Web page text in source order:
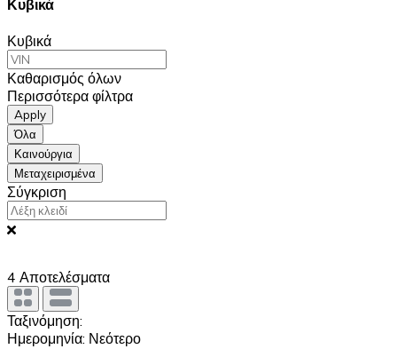
Κυβικά
Κυβικά
Καθαρισμός όλων
Περισσότερα φίλτρα
Apply
Όλα
Καινούργια
Μεταχειρισμένα
Σύγκριση
4 Αποτελέσματα
Ταξινόμηση:
Ημερομηνία: Νεότερο